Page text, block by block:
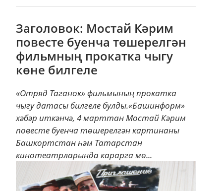
Заголовок: Мостай Кәрим
повесте буенча төшерелгән
фильмның прокатка чыгу
көне билгеле
«Отряд Таганок» фильмының прокатка
чыгу датасы билгеле булды.«Башинформ»
хәбәр иткәнчә, 4 марттан Мостай Кәрим
повесте буенча төшерелгән картинаны
Башкортстан һәм Татарстан
кинотеатрларында карарга мө...